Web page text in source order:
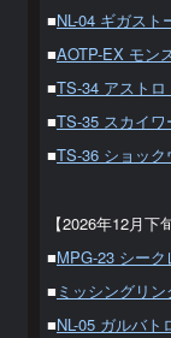
■NL-04 ギガスト
■AOTP-EX モン
■TS-34 アストロ
■TS-35 スカイ
■TS-36 ショッ
【2026年12月下
■MPG-23 シー
■ ミッシングリ
■NL-05 ガルバト